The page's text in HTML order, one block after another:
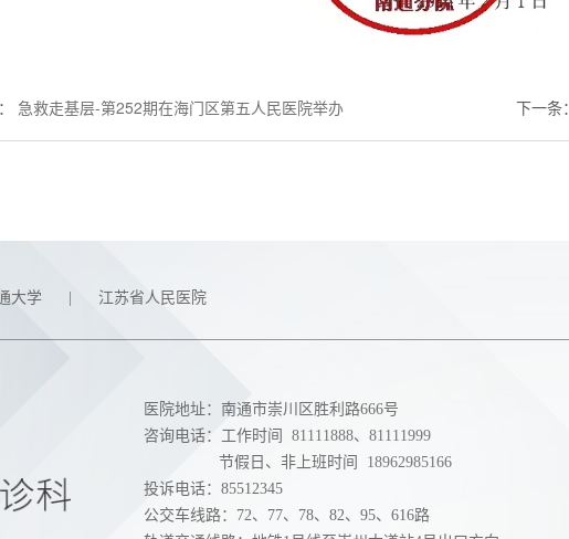
急救走基层-第252期在海门区第五人民医院举办 下一条：
大学 江苏省人民医院
医院地址：南通市崇川区胜利路666号
咨询电话：工作时间81111888、81111999
节假日、非上班时间 18962985166
投诉电话：85512345
公交车线路：72、77、78、82、95、616路